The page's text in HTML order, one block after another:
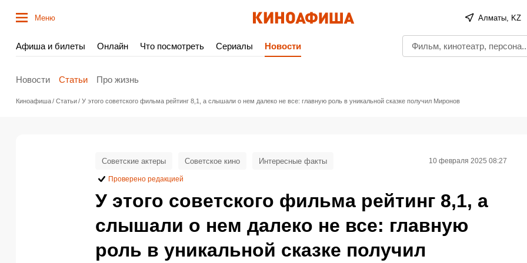
Меню Алматы, KZ
Афиша и билеты Онлайн Что посмотреть Сериалы Новости
Новости Статьи Про жизнь
Киноафиша Статьи У этого советского фильма рейтинг 8,1, а слышали о нем далеко не все: главную роль в уникальной сказке получил Миронов
У этого советского фильма рейтинг 8,1, а
слышали о нем далеко не все: главную
роль в уникальной сказке получил
Советские актеры Советское кино Интересные факты 10 февраля 2025 08:27
Проверено редакцией